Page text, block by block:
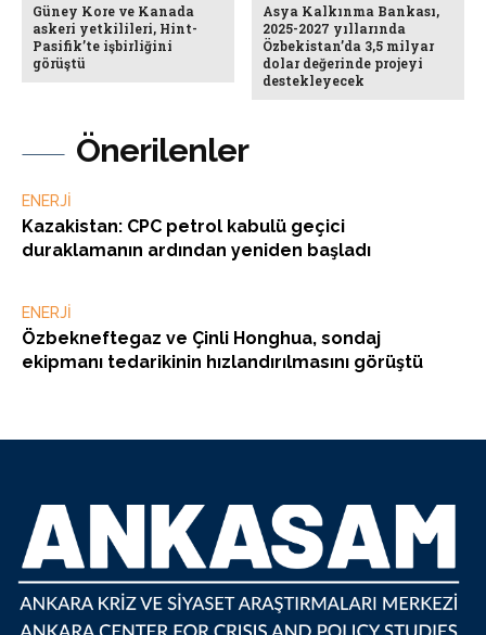
Önerilenler
ENERJİ
Kazakistan: CPC petrol kabulü geçici
duraklamanın ardından yeniden başladı
ENERJİ
Özbekneftegaz ve Çinli Honghua, sondaj
ekipmanı tedarikinin hızlandırılmasını görüştü
Güney Kore ve Kanada
askeri yetkilileri, Hint-
Pasifik’te işbirliğini
görüştü
Asya Kalkınma Bankası,
2025-2027 yıllarında
Özbekistan’da 3,5 milyar
dolar değerinde projeyi
destekleyecek